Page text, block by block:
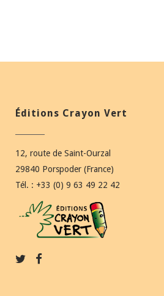
Éditions Crayon Vert
12, route de Saint-Ourzal
29840 Porspoder (France)
Tél. : +33 (0) 9 63 49 22 42